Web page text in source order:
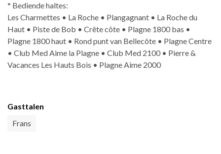
* Bediende haltes:
Les Charmettes • La Roche • Plangagnant • La Roche du
Haut • Piste de Bob • Crête côte • Plagne 1800 bas •
Plagne 1800 haut • Rond punt van Bellecôte • Plagne Centre
• Club Med Aime la Plagne • Club Med 2100 • Pierre &
Vacances Les Hauts Bois • Plagne Aime 2000
Gasttalen
Frans